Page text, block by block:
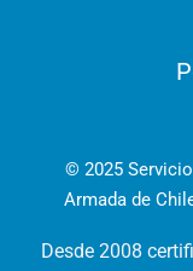
© 2025
Armada de
Desde 2008